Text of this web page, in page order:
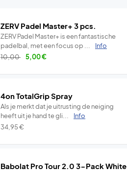
ZERV Padel Master+ 3 pcs.
ZERV Padel Master+ is een fantastische
padelbal, met een focus op ...
Info
10,00
5,00€
4on TotalGrip Spray
Als je merkt dat je uitrusting de neiging
heeft uit je hand te gli...
Info
34,95€
Babolat Pro Tour 2.0 3-Pack White